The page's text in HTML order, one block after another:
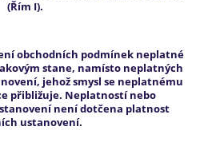
(Řím I).
obchodních podmínek neplatné
stane, namísto neplatných
jehož smysl se neplatnému
přibližuje. Neplatností nebo
není dotčena platnost
ustanovení.